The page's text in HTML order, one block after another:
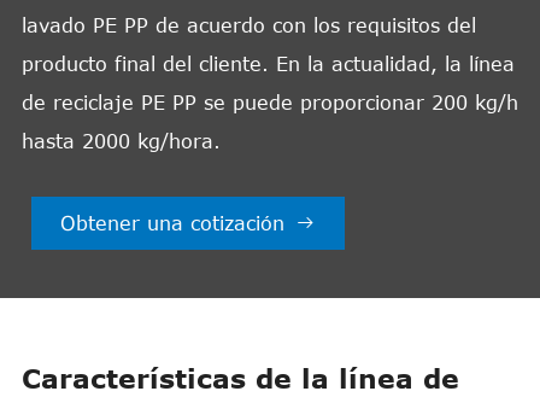
lavado PE PP de acuerdo con los requisitos del
producto final del cliente. En la actualidad, la línea
de reciclaje PE PP se puede proporcionar 200 kg/h
hasta 2000 kg/hora.
Obtener una cotización 
Características de la línea de